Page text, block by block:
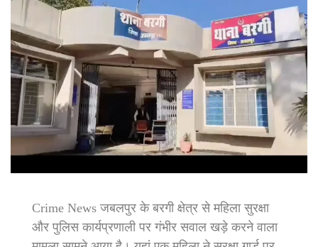
Crime News जबलपुर के बरगी क्षेत्र से महिला सुरक्षा
और पुलिस कार्यप्रणाली पर गंभीर सवाल खड़े करने वाला